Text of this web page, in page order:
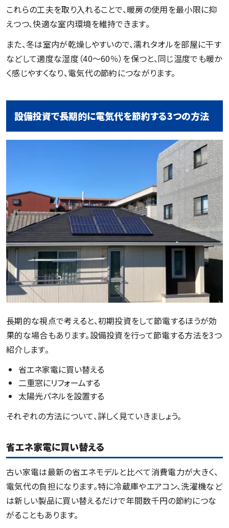
これらの工夫を取り入れることで、暖房の使用を最小限に抑
えつつ、快適な室内環境を維持できます。
また、冬は室内が乾燥しやすいので、濡れタオルを部屋に干す
などして適度な湿度（40〜60％）を保つと、同じ温度でも暖か
く感じやすくなり、電気代の節約につながります。
設備投資で長期的に電気代を節約する3つの方法
長期的な視点で考えると、初期投資をして節電するほうが効
果的な場合もあります。設備投資を行って節電する方法を3つ
紹介します。
省エネ家電に買い替える
二重窓にリフォームする
太陽光パネルを設置する
それぞれの方法について、詳しく見ていきましょう。
省エネ家電に買い替える
古い家電は最新の省エネモデルと比べて消費電力が大きく、
電気代の負担になります。特に冷蔵庫やエアコン、洗濯機など
は新しい製品に買い替えるだけで年間数千円の節約につな
がることもあります。